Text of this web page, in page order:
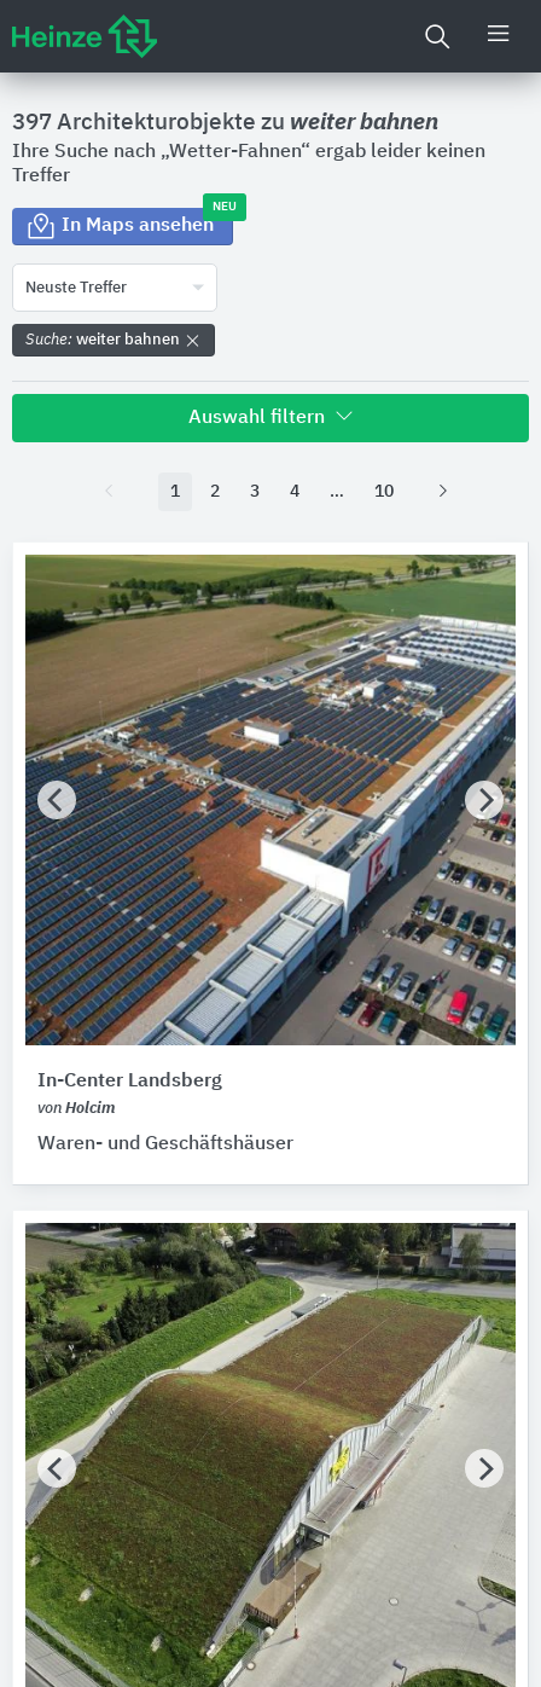
397 Architekturobjekte zu weiter bahnen
Ihre Suche nach „Wetter-Fahnen“ ergab leider keinen
Treffer
In Maps ansehen
NEU
Neuste Treffer
Suche: weiter bahnen
Auswahl filtern
Bundesland
Bitte auswählen
Bitte auswählen
AWARD Typ
Bitte auswählen
AWARD Auszeichnung
Bitte auswählen
Hersteller
nora systems 42
Schüco International Alusysteme
Knauf Gips 14
Agrob Buchtal Solar Ceramics
Alle Hersteller anzeigen
Gebäude
Bitte auswählen
Fertigstellung (Jahr)
Bitte wählen…
Baumaßnahme
Bitte auswählen
Tragwerkskonstruktion
Bitte auswählen
Vollgeschosse
Bitte auswählen
Energiestandard
1 2 3 4 10
In-Center Landsberg
von Holcim
Waren- und Geschäftshäuser